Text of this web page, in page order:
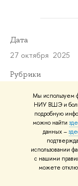
Мы используем
НИУ ВШЭ и
подробную
можно найти
данных –
использовании
с нашими
можете
Дата
27 октября 2025
Рубрики
В статье
Магистерская